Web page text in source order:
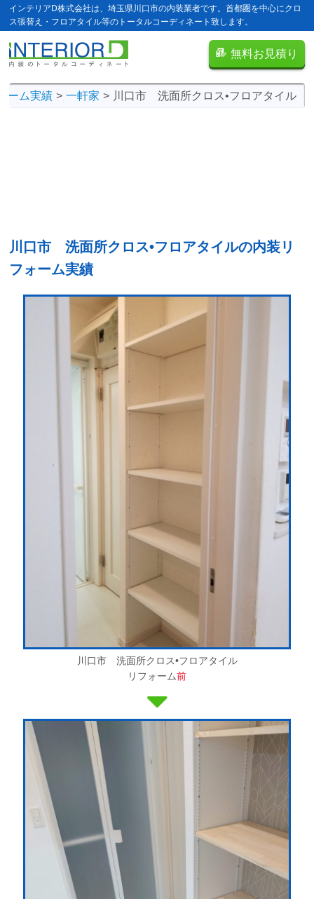
インテリアD株式会社は、埼玉県川口市の内装業者です。首都圏を中心にクロ
ス張替え・フロアタイル等のトータルコーディネート致します。
無料お見積り
ーム実績 一軒家 川口市 洗面所クロス•フロアタイル
川口市 洗面所クロス•フロアタイルの内装リ
フォーム実績
川口市 洗面所クロス•フロアタイル
リフォーム前